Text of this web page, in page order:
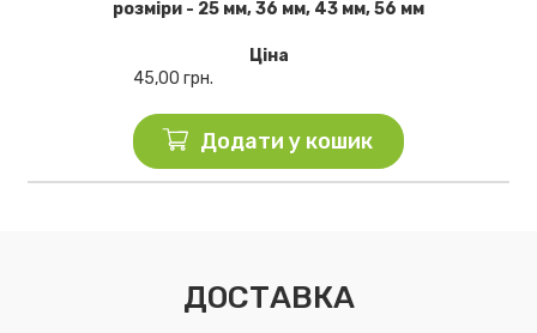
розміри - 25 мм, 36 мм, 43 мм, 56 мм
Ціна
45,00 грн.
Додати у кошик
ДОСТАВКА